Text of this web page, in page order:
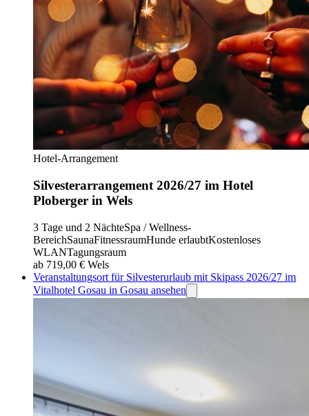
Hotel-Arrangement
Silvesterarrangement 2026/27 im Hotel
Ploberger in Wels
3 Tage und 2 NächteSpa / Wellness-
BereichSaunaFitnessraumHunde erlaubtKostenloses
WLANTagungsraum
ab 719,00 € Wels
Veranstaltungsort für Silvesterurlaub mit Skipass 2026/27 im
Vitalhotel Gosau in Gosau ansehen